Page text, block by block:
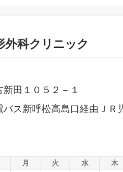
外科クリニック
田１０５２－１
月 火 水
木